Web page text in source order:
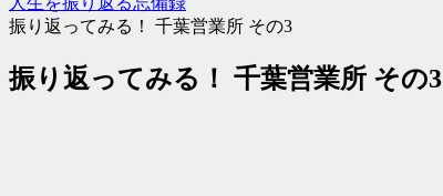
振り返ってみる！ 千葉営業所 その3
振り返ってみる！ 千葉営業所 その3